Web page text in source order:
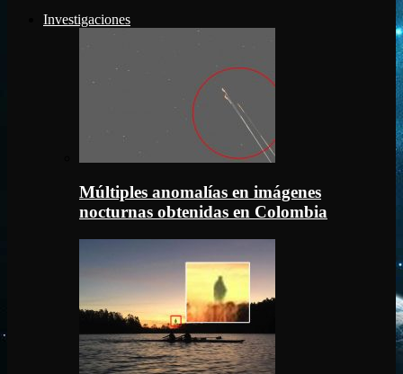
Investigaciones
Múltiples anomalías en imágenes
nocturnas obtenidas en Colombia